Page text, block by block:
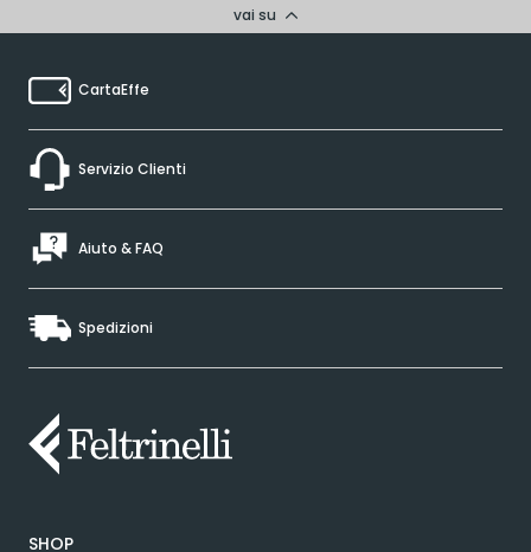
vai su
CartaEffe
Servizio Clienti
Aiuto & FAQ
Spedizioni
SHOP